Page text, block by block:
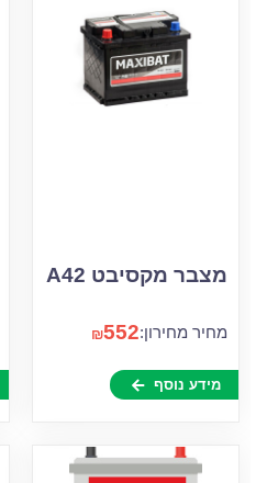
מצבר מקסיבט A42
מחיר מחירון: ₪552
מידע נוסף